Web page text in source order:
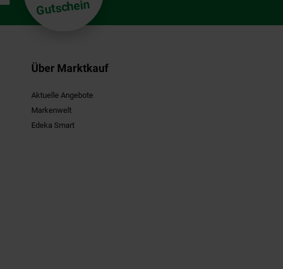
Gutschein
Über Marktkauf
Aktuelle Angebote
Markenwelt
Edeka Smart